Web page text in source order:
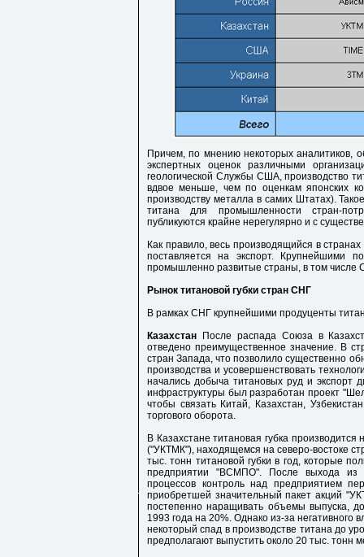
Причем, по мнению некоторых аналитиков,
экспертных оценок различными
геологической Службы США, производство
вдвое меньше, чем по оценкам японских
производству металла в самих Штатах).
титана для промышленности стран-
публикуются крайне нерегулярно и с
Как правило, весь производящийся в
поставляется на экспорт. Крупнейшими
промышленно развитые страны, в том числе
Рынок титановой губки стран СНГ
В рамках СНГ крупнейшими продуценты
Казахстан После распада Союза в
отведено преимущественное значение. В
стран Запада, что позволило существенно
производства и усовершенствовать
начались добыча титановых руд и экспорт
инфраструктуры был разработан проект
чтобы связать Китай, Казахстан,
торгового оборота.
В Казахстане титановая губка
("УКТМК"), находящемся на северо-востоке
тыс. тонн титановой губки в год, которые
предприятии "ВСМПО". После выхода из
процессов контроль над предприятием
приобретшей значительный пакет акций
постепенно наращивать объемы выпуска,
1993 года на 20%. Однако из-за негативного
некоторый спад в производстве титана до
предполагают выпустить около 20 тыс. тонн